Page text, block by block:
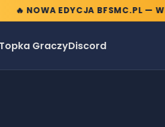
🔥 NOWA EDYCJA BFSMC.PL —
Topka GraczyDiscord